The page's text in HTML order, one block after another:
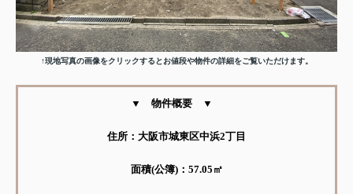
↑現地写真の画像をクリックするとお値段や物件の詳細をご覧いただけます。
▼ 物件概要 ▼
住所：大阪市城東区中浜2丁目
面積(公簿)：57.05㎡